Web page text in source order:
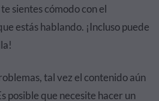
sientes cómodo con el
estás hablando. ¡Incluso puede
tal vez el contenido aún
posible que necesite hacer un